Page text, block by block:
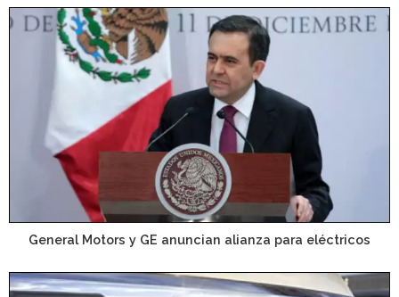
General Motors y GE anuncian alianza para eléctricos